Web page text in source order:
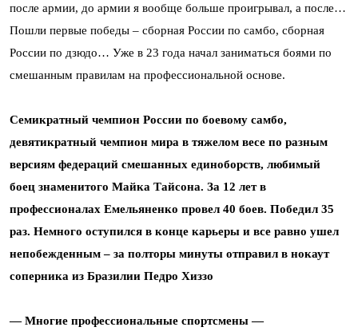
после армии, до армии я вообще больше проигрывал, а после…
Пошли первые победы – сборная России по самбо, сборная
России по дзюдо… Уже в 23 года начал заниматься боями по
смешанным правилам на профессиональной основе.
Семикратный чемпион России по боевому самбо,
девятикратный чемпион мира в тяжелом весе по разным
версиям федераций смешанных единоборств, любимый
боец знаменитого Майка Тайсона. За 12 лет в
профессионалах Емельяненко провел 40 боев. Победил 35
раз. Немного оступился в конце карьеры и все равно ушел
непобежденным – за полторы минуты отправил в нокаут
соперника из Бразилии Педро Хиззо
— Многие профессиональные спортсмены —